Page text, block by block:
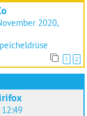
2020,
1 2
12:49